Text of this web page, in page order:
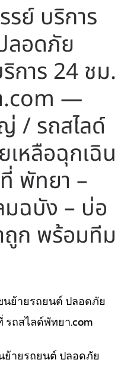
รย์ บริการ
ลอดภัย
การ 24 ชม.
.com —
/ รถสไลด์
เหลือฉุกเฉิน
พัทยา –
มฉบัง – บ่อ
ถูก พร้อมทีม
ย้ายรถยนต์ ปลอดภัย
รถสไลด์พัทยา.com
ย้ายรถยนต์ ปลอดภัย